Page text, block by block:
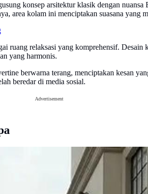
konsep arsitektur klasik dengan
area kolam ini menciptakan suasana yang
ruang relaksasi yang komprehensif.
yang harmonis.
berwarna terang, menciptakan kesan
beredar di media sosial.
Advertisement